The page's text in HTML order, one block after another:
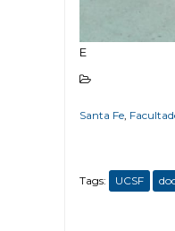
E
Santa Fe
Tags: UCSF